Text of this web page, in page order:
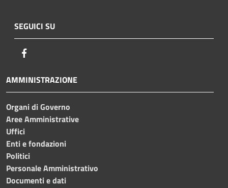
SEGUICI SU
AMMINISTRAZIONE
Organi di Governo
Aree Amministrative
Uffici
Enti e fondazioni
Politici
Personale Amministrativo
Documenti e dati